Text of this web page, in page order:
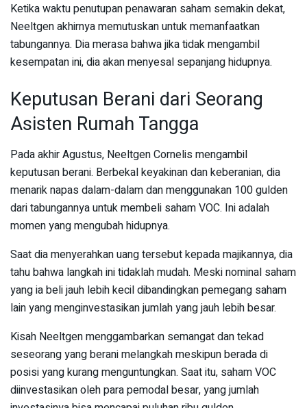
Ketika waktu penutupan penawaran saham semakin dekat,
Neeltgen akhirnya memutuskan untuk memanfaatkan
tabungannya. Dia merasa bahwa jika tidak mengambil
kesempatan ini, dia akan menyesal sepanjang hidupnya.
Keputusan Berani dari Seorang
Asisten Rumah Tangga
Pada akhir Agustus, Neeltgen Cornelis mengambil
keputusan berani. Berbekal keyakinan dan keberanian, dia
menarik napas dalam-dalam dan menggunakan 100 gulden
dari tabungannya untuk membeli saham VOC. Ini adalah
momen yang mengubah hidupnya.
Saat dia menyerahkan uang tersebut kepada majikannya, dia
tahu bahwa langkah ini tidaklah mudah. Meski nominal saham
yang ia beli jauh lebih kecil dibandingkan pemegang saham
lain yang menginvestasikan jumlah yang jauh lebih besar.
Kisah Neeltgen menggambarkan semangat dan tekad
seseorang yang berani melangkah meskipun berada di
posisi yang kurang menguntungkan. Saat itu, saham VOC
diinvestasikan oleh para pemodal besar, yang jumlah